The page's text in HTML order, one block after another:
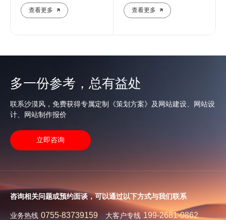
查看更多 查看更多
多一份参考，总有益处
联系沙漠风，免费获得专属定制《策划方案》及网站建设、网站设
计、网站制作报价
立即咨询
咨询相关问题或预约面谈，可以通过以下方式与我们联系
业务热线 0755-83739159 大客户专线 199-2681-0862